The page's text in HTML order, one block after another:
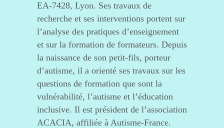
EA-7428, Lyon. Ses travaux de
recherche et ses interventions portent sur
l’analyse des pratiques d’enseignement
et sur la formation de formateurs. Depuis
la naissance de son petit-fils, porteur
d’autisme, il a orienté ses travaux sur les
questions de formation que sont la
vulnérabilité, l’autisme et l’éducation
inclusive. Il est président de l’association
ACACIA, affiliée à Autisme-France.